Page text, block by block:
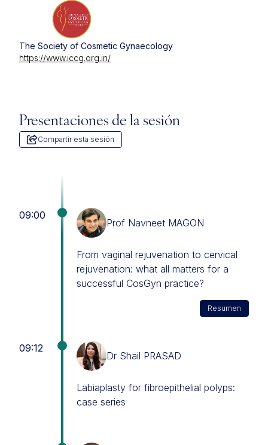
The Society of Cosmetic Gynaecology
https://www.iccg.org.in/
Presentaciones de la sesión
Compartir esta sesión
09:00
Prof Navneet MAGON
From vaginal rejuvenation to cervical
rejuvenation: what all matters for a
successful CosGyn practice?
Resumen
09:12
Dr Shail PRASAD
Labiaplasty for fibroepithelial polyps:
case series